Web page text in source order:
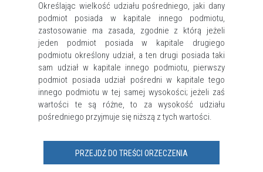
Określając wielkość udziału pośredniego, jaki dany
podmiot posiada w kapitale innego podmiotu,
zastosowanie ma zasada, zgodnie z którą jeżeli
jeden podmiot posiada w kapitale drugiego
podmiotu określony udział, a ten drugi posiada taki
sam udział w kapitale innego podmiotu, pierwszy
podmiot posiada udział pośredni w kapitale tego
innego podmiotu w tej samej wysokości; jeżeli zaś
wartości te są różne, to za wysokość udziału
pośredniego przyjmuje się niższą z tych wartości.
PRZEJDŹ DO TREŚCI ORZECZENIA